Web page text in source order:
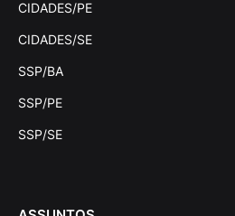
CIDADES/PE
CIDADES/SE
SSP/BA
SSP/PE
SSP/SE